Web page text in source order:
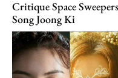
Critique Space
Song Joong Ki